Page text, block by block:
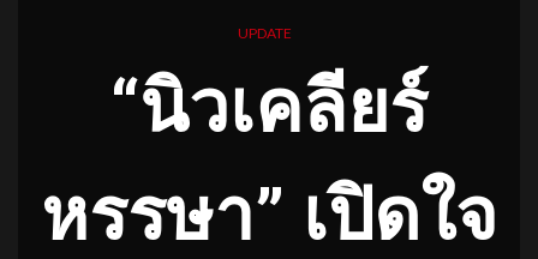
UPDATE
“นิวเคลียร์
หรรษา” เปิดใจ